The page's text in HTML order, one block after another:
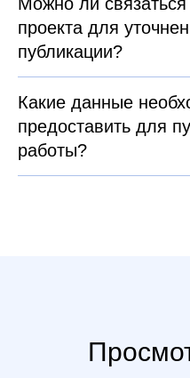
проекта для
публикации?
Какие данные
предоставить для
работы?